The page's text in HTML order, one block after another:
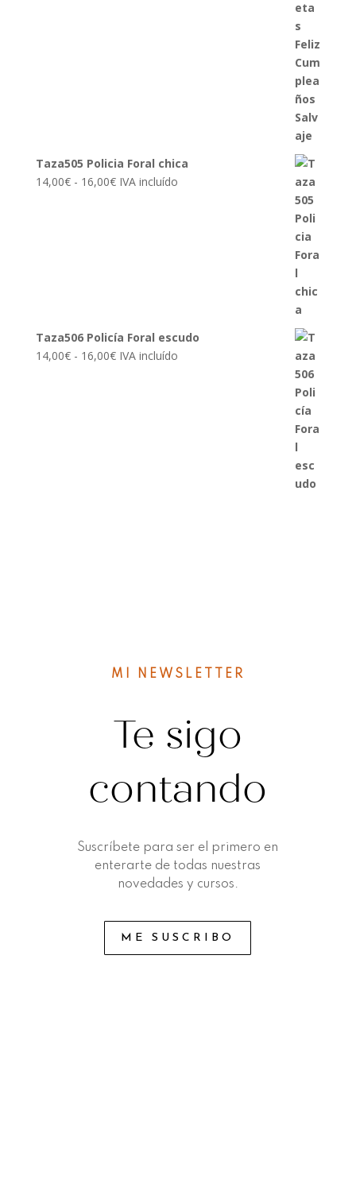
Taza505 Policia Foral chica
14,00€ - 16,00€Rango
IVA incluído
Taza506 Policía Foral escudo
14,00€ - 16,00€Rango
IVA incluído
MI NEWSLETTER
Te sigo
contando
Suscríbete para ser el primero en
enterarte de todas nuestras
novedades y cursos.
ME SUSCRIBO